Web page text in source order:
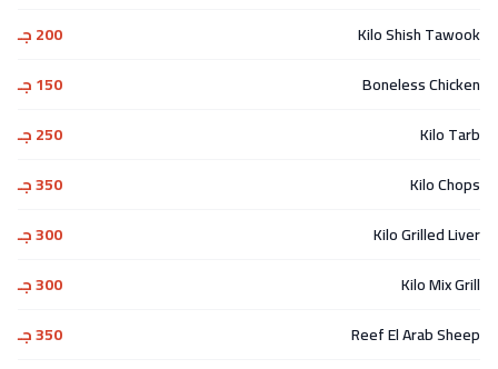
Kilo Shish Tawook
200 جـ
Boneless Chicken
150 جـ
Kilo Tarb
250 جـ
Kilo Chops
350 جـ
Kilo Grilled Liver
300 جـ
Kilo Mix Grill
300 جـ
Reef El Arab Sheep
350 جـ